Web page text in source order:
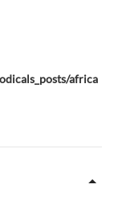
africa